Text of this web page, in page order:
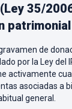
35/
patrimonial
de
por la Ley del
activamente
asociadas a
general.